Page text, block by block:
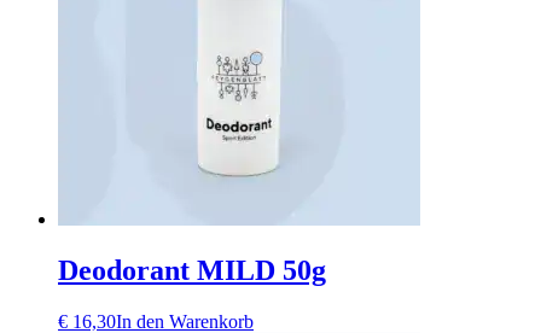
Deodorant MILD 50g
€ 16,30In den Warenkorb